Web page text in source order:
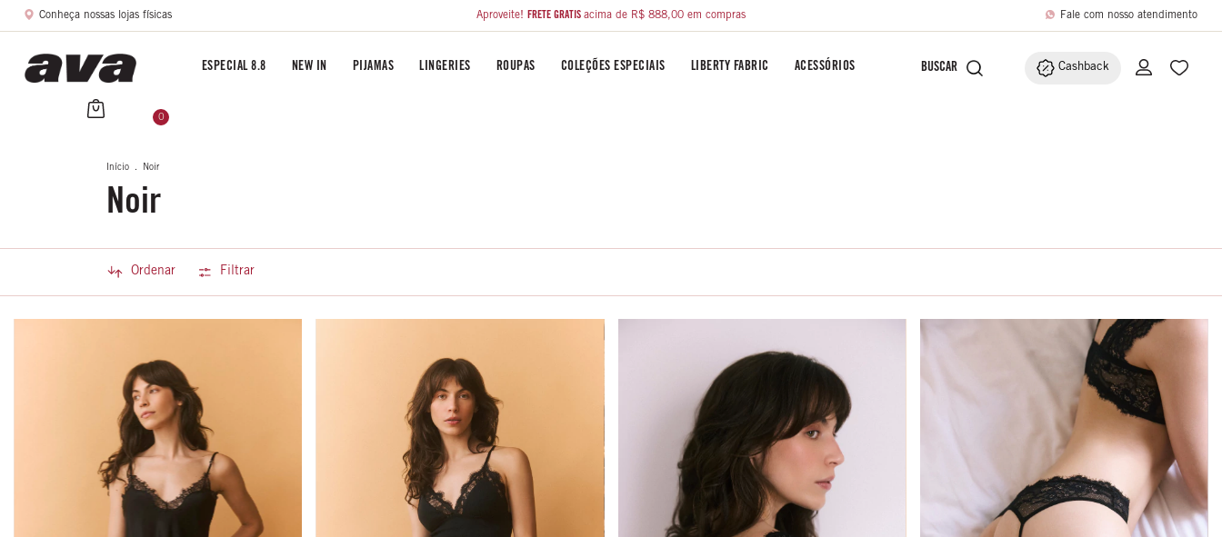
Conheça nossas lojas físicas Aproveite! FRETE GRÁTIS acima de R$ 888,00 em compras Fale com nosso atendimento
ESPECIAL 8.8 NEW IN PIJAMAS LINGERIES ROUPAS COLEÇÕES ESPECIAIS LIBERTY FABRIC ACESSÓRIOS Cashback
0
Início . Noir
Noir
Ordenar Filtrar